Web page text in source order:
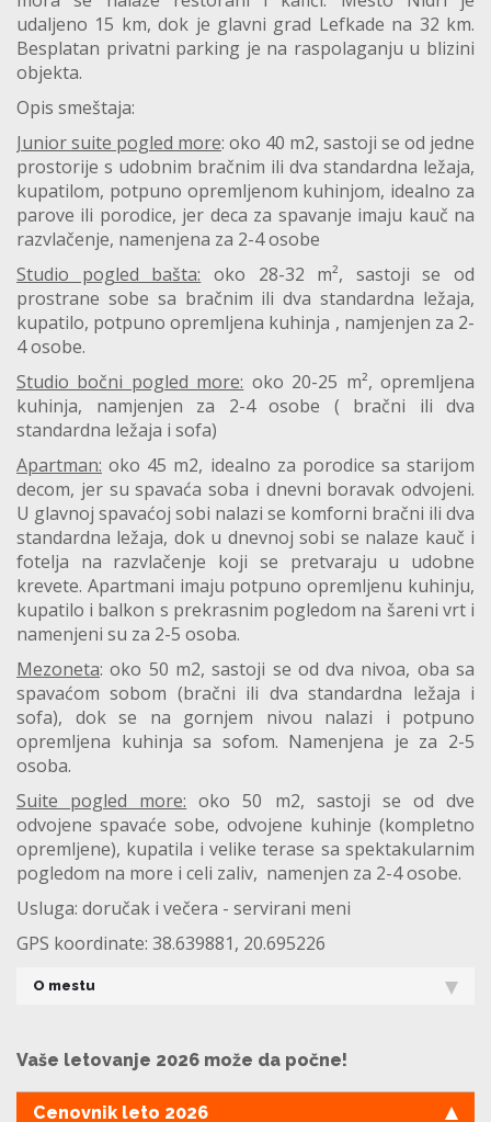
udaljeno 15 km, dok je glavni grad Lefkade na 32 km.
Besplatan privatni parking je na raspolaganju u blizini
objekta.
Opis smeštaja:
Junior suite pogled more: oko 40 m2, sastoji se od jedne
prostorije s udobnim bračnim ili dva standardna ležaja,
kupatilom, potpuno opremljenom kuhinjom, idealno za
parove ili porodice, jer deca za spavanje imaju kauč na
razvlačenje, namenjena za 2-4 osobe
Studio pogled bašta: oko 28-32 m², sastoji se od
prostrane sobe sa bračnim ili dva standardna ležaja,
kupatilo, potpuno opremljena kuhinja , namjenjen za 2-
4 osobe.
Studio bočni pogled more: oko 20-25 m², opremljena
kuhinja, namjenjen za 2-4 osobe ( bračni ili dva
standardna ležaja i sofa)
Apartman: oko 45 m2, idealno za porodice sa starijom
decom, jer su spavaća soba i dnevni boravak odvojeni.
U glavnoj spavaćoj sobi nalazi se komforni bračni ili dva
standardna ležaja, dok u dnevnoj sobi se nalaze kauč i
fotelja na razvlačenje koji se pretvaraju u udobne
krevete. Apartmani imaju potpuno opremljenu kuhinju,
kupatilo i balkon s prekrasnim pogledom na šareni vrt i
namenjeni su za 2-5 osoba.
Mezoneta: oko 50 m2, sastoji se od dva nivoa, oba sa
spavaćom sobom (bračni ili dva standardna ležaja i
sofa), dok se na gornjem nivou nalazi i potpuno
opremljena kuhinja sa sofom. Namenjena je za 2-5
osoba.
Suite pogled more: oko 50 m2, sastoji se od dve
odvojene spavaće sobe, odvojene kuhinje (kompletno
opremljene), kupatila i velike terase sa spektakularnim
pogledom na more i celi zaliv, namenjen za 2-4 osobe.
Usluga: doručak i večera - servirani meni
GPS koordinate: 38.639881, 20.695226
O mestu
Vaše letovanje 2026 može da počne!
Cenovnik leto 2026